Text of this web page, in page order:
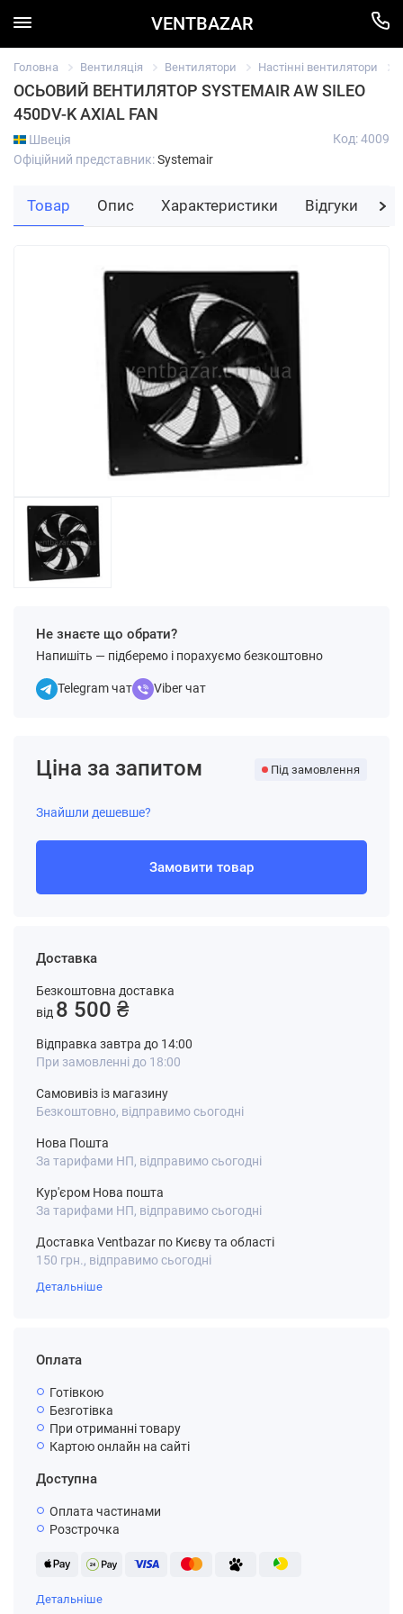
VENTBAZAR
Головна Вентиляція Вентилятори Настінні вентилятори
ОСЬОВИЙ ВЕНТИЛЯТОР SYSTEMAIR AW SILEO
450DV-K AXIAL FAN
Швеція
Офіційний представник:Systemair
Код: 4009
Не знаєте що обрати?
Напишіть — підберемо і порахуємо безкоштовно
Telegram чат Viber чат
Доставка
Безкоштовна доставка
від 8 500 ₴
Відправка завтра до 14:00
При замовленні до 18:00
Самовивіз із магазину
Безкоштовно, відправимо сьогодні
Нова Пошта
За тарифами НП, відправимо сьогодні
Кур'єром Нова пошта
За тарифами НП, відправимо сьогодні
Доставка Ventbazar по Києву та області
150 грн., відправимо сьогодні
Детальніше
Оплата
Готівкою
Безготівка
При отриманні товару
Картою онлайн на сайті
Доступна
Оплата частинами
Розстрочка
Детальніше
Ціна за запитом Під замовлення
Знайшли дешевше?
Замовити товар
Товар Опис Характеристики Відгуки